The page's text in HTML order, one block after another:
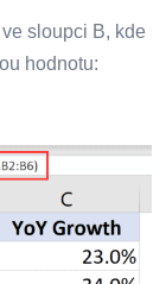
sloupci B, kde
hodnotu: